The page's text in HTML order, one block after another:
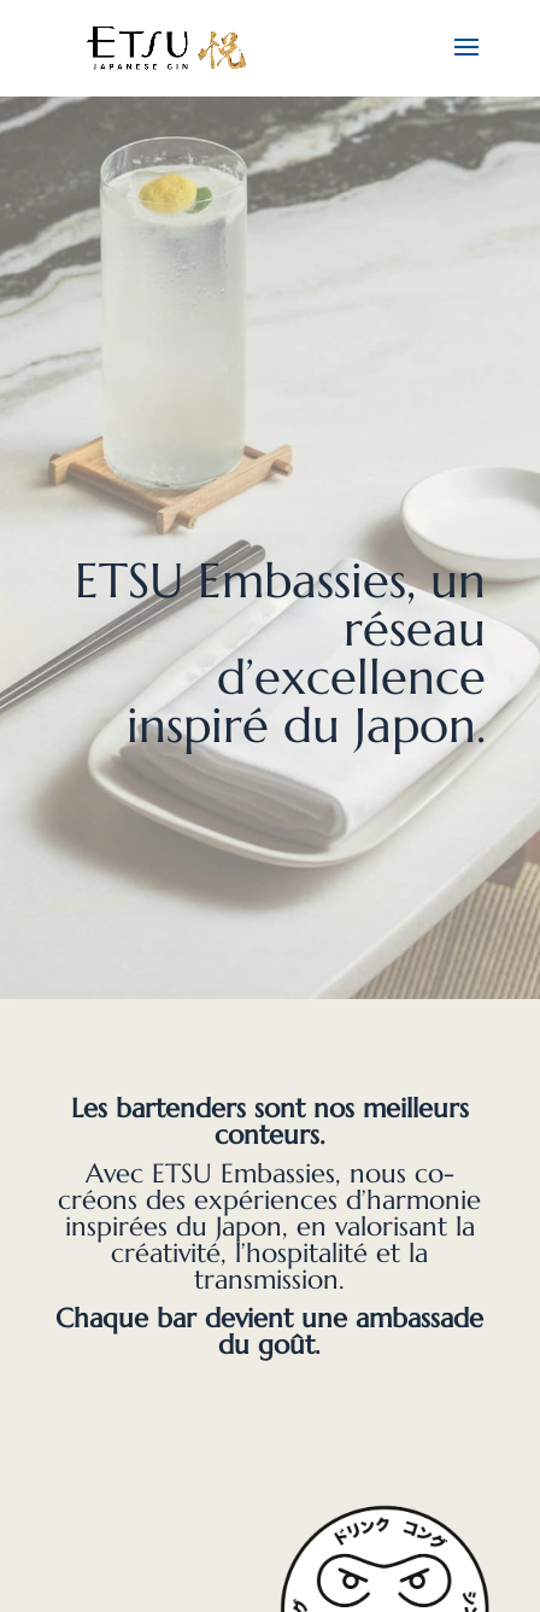
ETSU Embassies, un
réseau
d’excellence
inspiré du Japon.
Les bartenders sont nos meilleurs
conteurs.
Avec ETSU Embassies, nous co-
créons des expériences d’harmonie
inspirées du Japon, en valorisant la
créativité, l’hospitalité et la
transmission.
Chaque bar devient une ambassade
du goût.